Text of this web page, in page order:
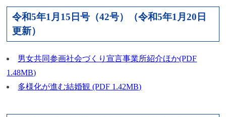
令和5年1月15日号（42号）（令和5年1月20日
更新）
男女共同参画社会づくり宣言事業所紹介ほか(PDF
1.48MB)
多様化が進む結婚観 (PDF 1.42MB)